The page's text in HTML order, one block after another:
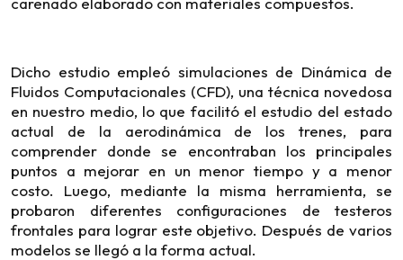
Dicho estudio empleó simulaciones de Dinámica de
Fluidos Computacionales (CFD), una técnica novedosa
en nuestro medio, lo que facilitó el estudio del estado
actual de la aerodinámica de los trenes, para
comprender donde se encontraban los principales
puntos a mejorar en un menor tiempo y a menor
costo. Luego, mediante la misma herramienta, se
probaron diferentes configuraciones de testeros
frontales para lograr este objetivo. Después de varios
modelos se llegó a la forma actual.